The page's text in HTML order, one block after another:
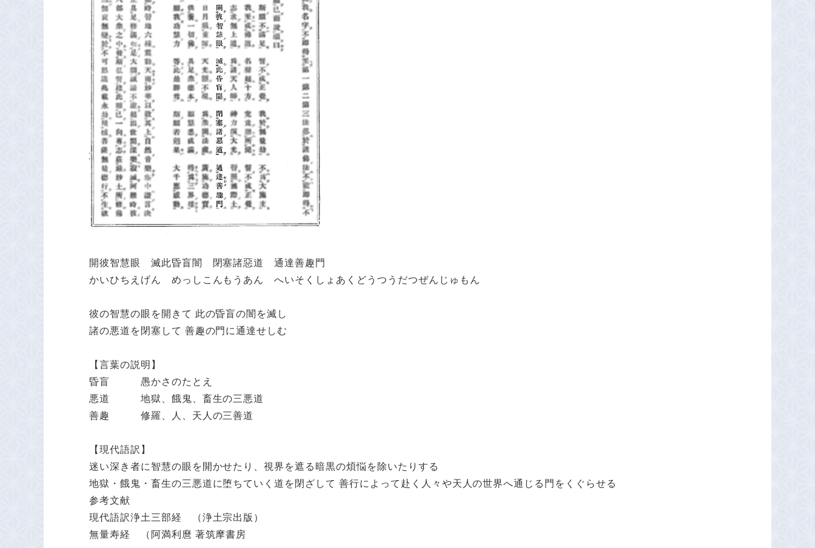
開彼智慧眼 滅此昏盲闇 閉塞諸惡道 通達善趣門
かいひちえげん めっしこんもうあん へいそくしょあくどうつうだつぜんじゅもん
彼の智慧の眼を開きて 此の昏盲の闇を滅し
諸の悪道を閉塞して 善趣の門に通達せしむ
【言葉の説明】
昏盲 愚かさのたとえ
悪道 地獄、餓鬼、畜生の三悪道
善趣 修羅、人、天人の三善道
【現代語訳】
迷い深き者に智慧の眼を開かせたり、視界を遮る暗黒の煩悩を除いたりする
地獄・餓鬼・畜生の三悪道に堕ちていく道を閉ざして 善行によって赴く人々や天人の世界へ通じる門をくぐらせる
参考文献
現代語訳浄土三部経 （浄土宗出版）
無量寿経 （阿満利麿 著筑摩書房